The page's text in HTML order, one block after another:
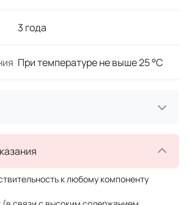
3 года
При температуре не выше 25 °C
к любому компоненту